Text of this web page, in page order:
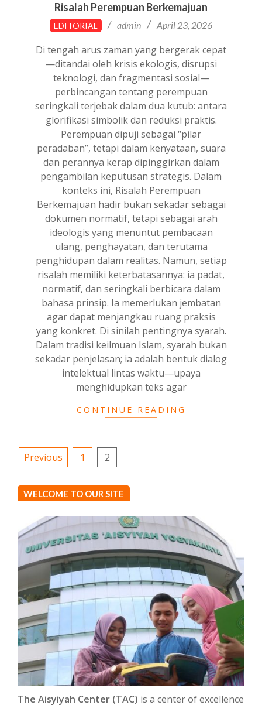
Risalah Perempuan Berkemajuan
2026-
23
EDITORIAL admin April 23, 2026
Di tengah arus zaman yang bergerak cepat
—ditandai oleh krisis ekologis, disrupsi
teknologi, dan fragmentasi sosial—
perbincangan tentang perempuan
seringkali terjebak dalam dua kutub: antara
glorifikasi simbolik dan reduksi praktis.
Perempuan dipuji sebagai “pilar
peradaban”, tetapi dalam kenyataan, suara
dan perannya kerap dipinggirkan dalam
pengambilan keputusan strategis. Dalam
konteks ini, Risalah Perempuan
Berkemajuan hadir bukan sekadar sebagai
dokumen normatif, tetapi sebagai arah
ideologis yang menuntut pembacaan
ulang, penghayatan, dan terutama
penghidupan dalam realitas. Namun, setiap
risalah memiliki keterbatasannya: ia padat,
normatif, dan seringkali berbicara dalam
bahasa prinsip. Ia memerlukan jembatan
agar dapat menjangkau ruang praksis
yang konkret. Di sinilah pentingnya syarah.
Dalam tradisi keilmuan Islam, syarah bukan
sekadar penjelasan; ia adalah bentuk dialog
intelektual lintas waktu—upaya
menghidupkan teks agar
CONTINUE READING
Posts
Previous 1 2
WELCOME TO OUR SITE
The Aisyiyah Center (TAC) is a center of excellence